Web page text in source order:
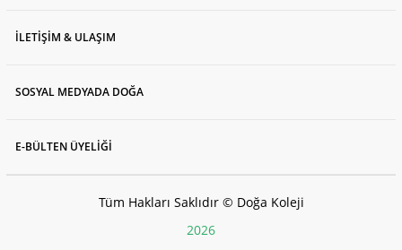
İLETİŞİM & ULAŞIM
SOSYAL MEDYADA DOĞA
E-BÜLTEN ÜYELİĞİ
Tüm Hakları Saklıdır © Doğa Koleji
2026